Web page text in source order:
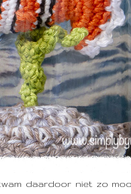
daardoor niet zo